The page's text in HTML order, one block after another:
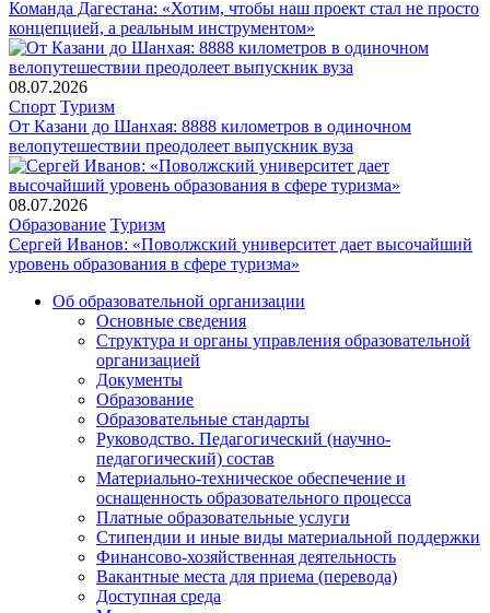
Команда Дагестана: «Хотим, чтобы наш проект стал не просто
концепцией, а реальным инструментом»
08.07.2026
Спорт Туризм
От Казани до Шанхая: 8888 километров в одиночном
велопутешествии преодолеет выпускник вуза
08.07.2026
Образование Туризм
Сергей Иванов: «Поволжский университет дает высочайший
уровень образования в сфере туризма»
Подвал
Об образовательной организации
Основные сведения
Структура и органы управления образовательной
организацией
Документы
Образование
Образовательные стандарты
Руководство. Педагогический (научно-
педагогический) состав
Материально-техническое обеспечение и
оснащенность образовательного процесса
Платные образовательные услуги
Стипендии и иные виды материальной поддержки
Финансово-хозяйственная деятельность
Вакантные места для приема (перевода)
Доступная среда